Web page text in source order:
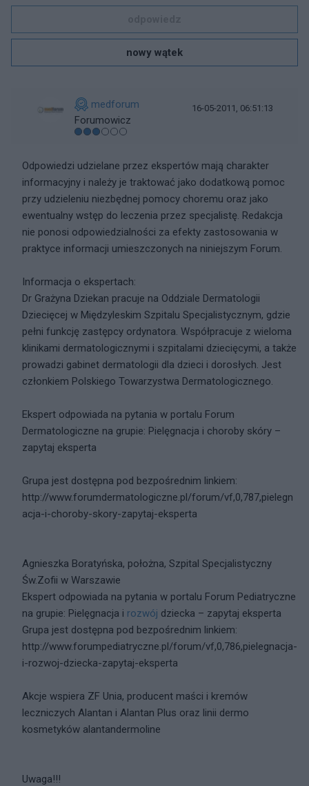
nowy wątek
medforum
Forumowicz
16-05-2011, 06:51:13
Odpowiedzi udzielane przez ekspertów mają charakter
informacyjny i należy je traktować jako dodatkową pomoc
przy udzieleniu niezbędnej pomocy choremu oraz jako
ewentualny wstęp do leczenia przez specjalistę. Redakcja
nie ponosi odpowiedzialności za efekty zastosowania w
praktyce informacji umieszczonych na niniejszym Forum.
Informacja o ekspertach:
Dr Grażyna Dziekan pracuje na Oddziale Dermatologii
Dziecięcej w Międzyleskim Szpitalu Specjalistycznym, gdzie
pełni funkcję zastępcy ordynatora. Współpracuje z wieloma
klinikami dermatologicznymi i szpitalami dziecięcymi, a także
prowadzi gabinet dermatologii dla dzieci i dorosłych. Jest
członkiem Polskiego Towarzystwa Dermatologicznego.
Ekspert odpowiada na pytania w portalu Forum
Dermatologiczne na grupie: Pielęgnacja i choroby skóry –
zapytaj eksperta
Grupa jest dostępna pod bezpośrednim linkiem:
http://www.forumdermatologiczne.pl/forum/vf,0,787,pielegn
acja-i-choroby-skory-zapytaj-eksperta
Agnieszka Boratyńska, położna, Szpital Specjalistyczny
Św.Zofii w Warszawie
Ekspert odpowiada na pytania w portalu Forum Pediatryczne
na grupie: Pielęgnacja i rozwój dziecka – zapytaj eksperta
Grupa jest dostępna pod bezpośrednim linkiem:
http://www.forumpediatryczne.pl/forum/vf,0,786,pielegnacja-
i-rozwoj-dziecka-zapytaj-eksperta
Akcje wspiera ZF Unia, producent maści i kremów
leczniczych Alantan i Alantan Plus oraz linii dermo
kosmetyków alantandermoline
Uwaga!!!